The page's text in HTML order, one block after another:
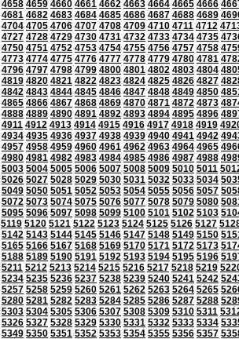
4658 4659 4660 4661 4662 4663 4664 4665 4666
4681 4682 4683 4684 4685 4686 4687 4688 4689
4704 4705 4706 4707 4708 4709 4710 4711 4712
4727 4728 4729 4730 4731 4732 4733 4734 4735
4750 4751 4752 4753 4754 4755 4756 4757 4758
4773 4774 4775 4776 4777 4778 4779 4780 4781
4796 4797 4798 4799 4800 4801 4802 4803 4804
4819 4820 4821 4822 4823 4824 4825 4826 4827
4842 4843 4844 4845 4846 4847 4848 4849 4850
4865 4866 4867 4868 4869 4870 4871 4872 4873
4888 4889 4890 4891 4892 4893 4894 4895 4896
4911 4912 4913 4914 4915 4916 4917 4918 4919
4934 4935 4936 4937 4938 4939 4940 4941 4942
4957 4958 4959 4960 4961 4962 4963 4964 4965
4980 4981 4982 4983 4984 4985 4986 4987 4988
5003 5004 5005 5006 5007 5008 5009 5010 5011
5026 5027 5028 5029 5030 5031 5032 5033 5034
5049 5050 5051 5052 5053 5054 5055 5056 5057
5072 5073 5074 5075 5076 5077 5078 5079 5080
5095 5096 5097 5098 5099 5100 5101 5102 5103
5119 5120 5121 5122 5123 5124 5125 5126 5127
5142 5143 5144 5145 5146 5147 5148 5149 5150
5165 5166 5167 5168 5169 5170 5171 5172 5173
5188 5189 5190 5191 5192 5193 5194 5195 5196
5211 5212 5213 5214 5215 5216 5217 5218 5219
5234 5235 5236 5237 5238 5239 5240 5241 5242
5257 5258 5259 5260 5261 5262 5263 5264 5265
5280 5281 5282 5283 5284 5285 5286 5287 5288
5303 5304 5305 5306 5307 5308 5309 5310 5311
5326 5327 5328 5329 5330 5331 5332 5333 5334
5349 5350 5351 5352 5353 5354 5355 5356 5357